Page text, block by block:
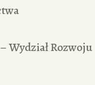
Wydział Rozwoju